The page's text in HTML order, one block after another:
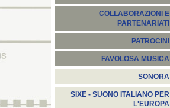
COLLABORAZIONI E
PARTENARIATI
PATROCINI
FAVOLOSA MUSICA
SONORA
SIXE - SUONO ITALIANO PER
L'EUROPA